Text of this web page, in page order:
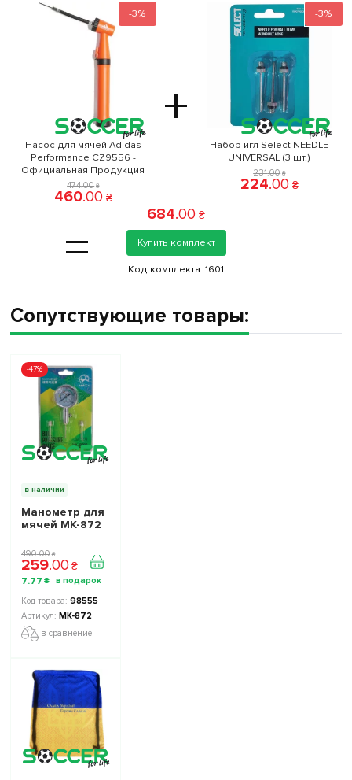
-3%
+
Насос для мячей Adidas
Performance CZ9556 -
Официальная Продукция
474.00 ₴
460.00 ₴
-3%
Набор игл Select NEEDLE
UNIVERSAL (3 шт.)
231.00 ₴
224.00 ₴
=
684.00 ₴
Купить комплект
Код комплекта:1601
Сопутствующие товары:
-47%
в наличии
Манометр для
мячей МК-872
490.00 ₴
259.00 ₴
7.77 ₴
98555
МК-872
в сравнение